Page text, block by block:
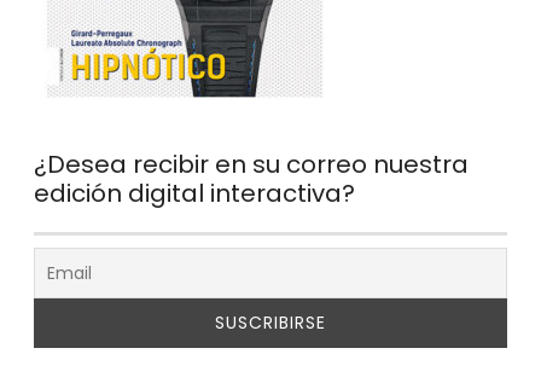
¿Desea recibir en su correo nuestra
edición digital interactiva?